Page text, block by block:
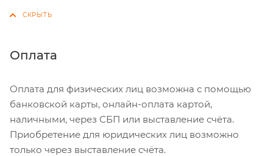
Оплата
Оплата для физических лиц возможна с помощью
банковской карты, онлайн-оплата картой,
наличными, через СБП или выставление счёта.
Приобретение для юридических лиц возможно
только через выставление счёта.